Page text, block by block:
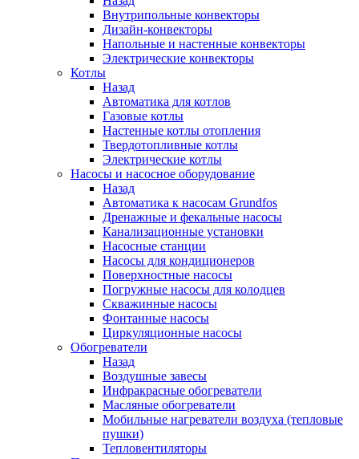
Внутрипольные конвекторы
Дизайн-конвекторы
Напольные и настенные конвекторы
Электрические конвекторы
Котлы
Назад
Автоматика для котлов
Газовые котлы
Настенные котлы отопления
Твердотопливные котлы
Электрические котлы
Насосы и насосное оборудование
Назад
Автоматика к насосам Grundfos
Дренажные и фекальные насосы
Канализационные установки
Насосные станции
Насосы для кондиционеров
Поверхностные насосы
Погружные насосы для колодцев
Скважинные насосы
Фонтанные насосы
Циркуляционные насосы
Обогреватели
Назад
Воздушные завесы
Инфракрасные обогреватели
Масляные обогреватели
Мобильные нагреватели воздуха (тепловые
пушки)
Тепловентиляторы